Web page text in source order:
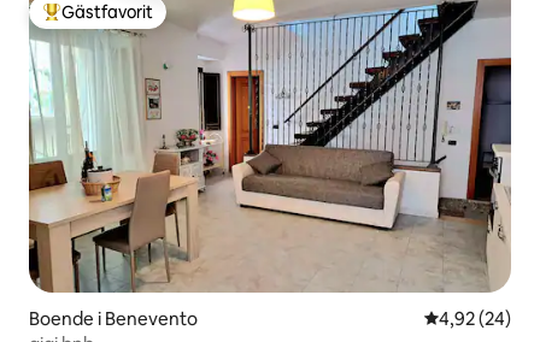
Populär gästfavorit
Gästfavorit
Boende i Benevento 4,92 av 5 i
4,92 (24)